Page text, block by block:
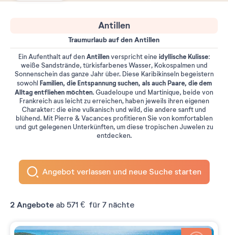
Antillen
Traumurlaub auf den Antillen
Ein Aufenthalt auf denAntillenverspricht eine idyllische Kulisse:
weiße Sandstrände, türkisfarbenes Wasser, Kokospalmen und
Sonnenschein das ganze Jahr über. Diese Karibikinseln begeistern
sowohl Familien, die Entspannung suchen, als auch Paare, die dem
Alltag entfliehen möchten. Guadeloupe und Martinique, beide von
Frankreich aus leicht zu erreichen, haben jeweils ihren eigenen
Charakter: die eine vulkanisch und wild, die andere sanft und
blühend. Mit Pierre & Vacances profitieren Sie von komfortablen
und gut gelegenen Unterkünften, um diese tropischen Juwelen zu
entdecken.
Angebot verlassen und neue Suche starten
2 Angebote ab 571 € für 7 nächte